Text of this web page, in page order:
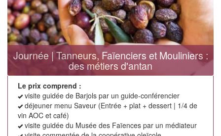
Journée | Tanneurs, Faïenciers et Mouliniers :
des métiers d'antan
Le prix comprend :
visite guidée de Barjols par un guide-conférencier
déjeuner menu Saveur (Entrée + plat + dessert | 1/4 de
vin AOC et café)
visite guidée du Musée des Faïences par un médiateur